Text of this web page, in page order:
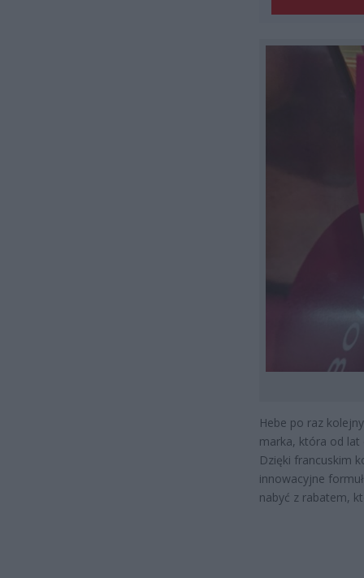
Hebe po raz
marka, która od lat
Dzięki francuskim
innowacyjne
nabyć z rabatem,